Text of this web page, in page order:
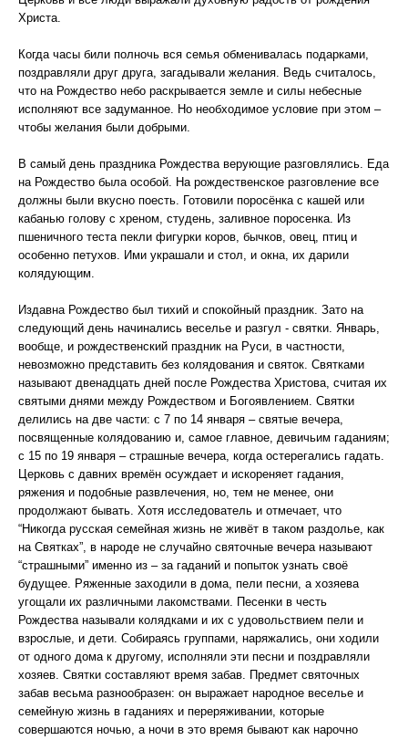
Христа.
Когда часы били полночь вся семья обменивалась подарками,
поздравляли друг друга, загадывали желания. Ведь считалось,
что на Рождество небо раскрывается земле и силы небесные
исполняют все задуманное. Но необходимое условие при этом –
чтобы желания были добрыми.
В самый день праздника Рождества верующие разговлялись. Еда
на Рождество была особой. На рождественское разговление все
должны были вкусно поесть. Готовили поросёнка с кашей или
кабанью голову с хреном, студень, заливное поросенка. Из
пшеничного теста пекли фигурки коров, бычков, овец, птиц и
особенно петухов. Ими украшали и стол, и окна, их дарили
колядующим.
Издавна Рождество был тихий и спокойный праздник. Зато на
следующий день начинались веселье и разгул - святки. Январь,
вообще, и рождественский праздник на Руси, в частности,
невозможно представить без колядования и святок. Святками
называют двенадцать дней после Рождества Христова, считая их
святыми днями между Рождеством и Богоявлением. Святки
делились на две части: с 7 по 14 января – святые вечера,
посвященные колядованию и, самое главное, девичьим гаданиям;
с 15 по 19 января – страшные вечера, когда остерегались гадать.
Церковь с давних времён осуждает и искореняет гадания,
ряжения и подобные развлечения, но, тем не менее, они
продолжают бывать. Хотя исследователь и отмечает, что
“Никогда русская семейная жизнь не живёт в таком раздолье, как
на Святках”, в народе не случайно святочные вечера называют
“страшными” именно из – за гаданий и попыток узнать своё
будущее. Ряженные заходили в дома, пели песни, а хозяева
угощали их различными лакомствами. Песенки в честь
Рождества называли колядками и их с удовольствием пели и
взрослые, и дети. Собираясь группами, наряжались, они ходили
от одного дома к другому, исполняли эти песни и поздравляли
хозяев. Святки составляют время забав. Предмет святочных
забав весьма разнообразен: он выражает народное веселье и
семейную жизнь в гаданиях и переряживании, которые
совершаются ночью, а ночи в это время бывают как нарочно